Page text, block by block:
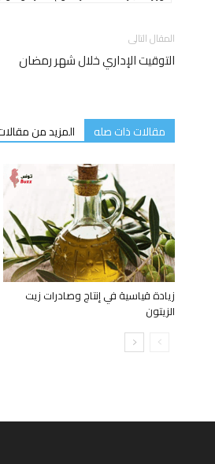
المقال التالى
التوقيت الإداري خلال شهر رمضان
مقالات ذات صله المزيد من
زيادة قياسية في إنتاج وصادرات زيت
الزيتون